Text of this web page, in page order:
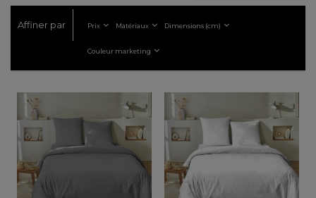
Affiner par Prix Matériaux Dimensions (cm)
Couleur marketing